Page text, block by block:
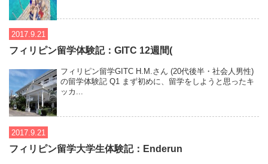
2017.9.21
フィリピン留学体験記：GITC 12週間(
フィリピン留学GITC H.M.さん (20代後半・社会人男性)
の留学体験記 Q1 まず初めに、留学をしようと思ったキ
ッカ...
2017.9.21
フィリピン留学大学生体験記：Enderun